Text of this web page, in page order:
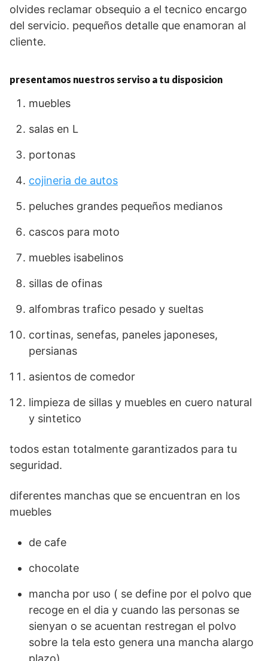
olvides reclamar obsequio a el tecnico encargo
del servicio. pequeños detalle que enamoran al
cliente.
presentamos nuestros serviso a tu disposicion
muebles
salas en L
portonas
cojineria de autos
peluches grandes pequeños medianos
cascos para moto
muebles isabelinos
sillas de ofinas
alfombras trafico pesado y sueltas
cortinas, senefas, paneles japoneses,
persianas
asientos de comedor
limpieza de sillas y muebles en cuero natural
y sintetico
todos estan totalmente garantizados para tu
seguridad.
diferentes manchas que se encuentran en los
muebles
de cafe
chocolate
mancha por uso ( se define por el polvo que
recoge en el dia y cuando las personas se
sienyan o se acuentan restregan el polvo
sobre la tela esto genera una mancha alargo
plazo)